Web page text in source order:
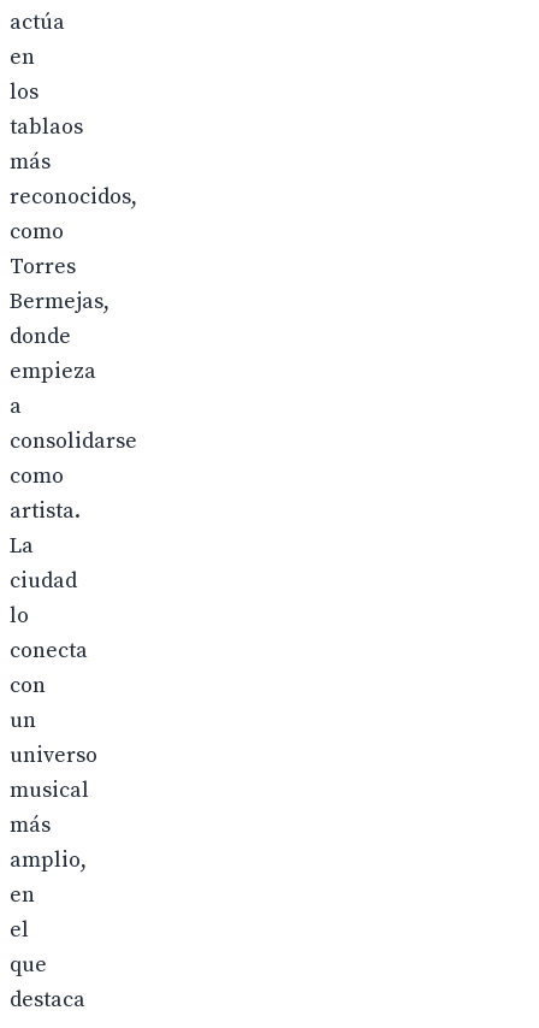
actúa
en
los
tablaos
más
reconocidos,
como
Torres
Bermejas,
donde
empieza
a
consolidarse
como
artista.
La
ciudad
lo
conecta
con
un
universo
musical
más
amplio,
en
el
que
destaca